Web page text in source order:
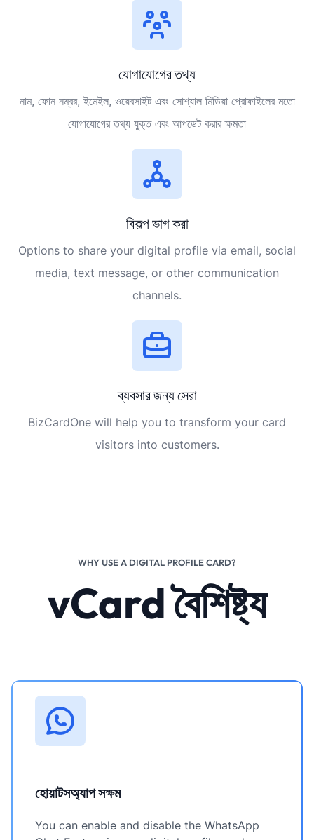
যোগাযোগের তথ্য
নাম, ফোন নম্বর, ইমেইল, ওয়েবসাইট এবং সোশ্যাল মিডিয়া প্রোফাইলের মতো
যোগাযোগের তথ্য যুক্ত এবং আপডেট করার ক্ষমতা
বিকল্প ভাগ করা
Options to share your digital profile via email, social
media, text message, or other communication
channels.
ব্যবসার জন্য সেরা
BizCardOne will help you to transform your card
visitors into customers.
WHY USE A DIGITAL PROFILE CARD?
vCard বৈশিষ্ট্য
হোয়াটসঅ্যাপ সক্ষম
You can enable and disable the WhatsApp